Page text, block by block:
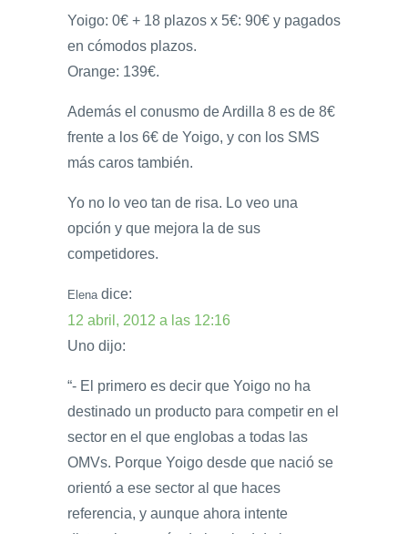
Yoigo: 0€ + 18 plazos x 5€: 90€ y pagados
en cómodos plazos.
Orange: 139€.
Además el conusmo de Ardilla 8 es de 8€
frente a los 6€ de Yoigo, y con los SMS
más caros también.
Yo no lo veo tan de risa. Lo veo una
opción y que mejora la de sus
competidores.
Elena dice:
12 abril, 2012 a las 12:16
Uno dijo:
“- El primero es decir que Yoigo no ha
destinado un producto para competir en el
sector en el que englobas a todas las
OMVs. Porque Yoigo desde que nació se
orientó a ese sector al que haces
referencia, y aunque ahora intente